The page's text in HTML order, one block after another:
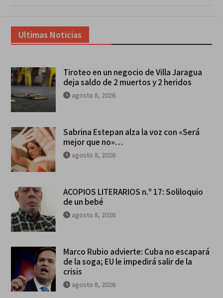
Ultimas Noticias
Tiroteo en un negocio de Villa Jaragua
deja saldo de 2 muertos y 2 heridos
agosto 8, 2026
Sabrina Estepan alza la voz con «Será
mejor que no»…
agosto 8, 2026
ACOPIOS LITERARIOS n.º 17: Soliloquio
de un bebé
agosto 8, 2026
Marco Rubio advierte: Cuba no escapará
de la soga; EU le impedirá salir de la
crisis
agosto 8, 2026